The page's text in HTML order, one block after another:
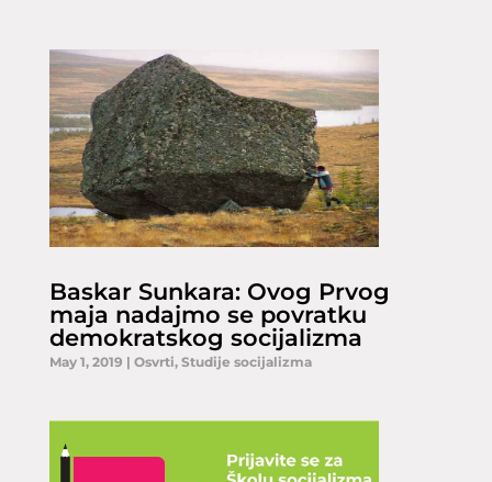
Baskar Sunkara: Ovog Prvog
maja nadajmo se povratku
demokratskog socijalizma
May 1, 2019 | Osvrti, Studije socijalizma